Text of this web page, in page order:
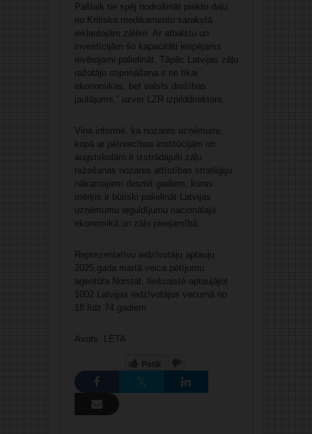
Pašlaik tie spēj nodrošināt piekto daļu
no Kritisko medikamentu sarakstā
iekļautajām zālēm. Ar atbalstu un
investīcijām šo kapacitāti iespējams
ievērojami palielināt. Tāpēc Latvijas zāļu
ražotāju stiprināšana ir ne tikai
ekonomikas, bet valsts drošības
jautājums,” uzver LZR izpilddirektore.
Viņa informē, ka nozares uzņēmumi,
kopā ar pētniecības institūcijām un
augstskolām ir izstrādājuši zāļu
ražošanas nozares attīstības stratēģiju
nākamajiem desmit gadiem, kuras
mērķis ir būtiski palielināt Latvijas
uzņēmumu ieguldījumu nacionālajā
ekonomikā un zāļu pieejamībā.
Reprezentatīvu iedzīvotāju aptauju
2025.gada martā veica pētījumu
aģentūra Norstat, tiešsaistē aptaujājot
1002 Latvijas iedzīvotājus vecumā no
18 līdz 74 gadiem.
Avots: LETA
Patīk